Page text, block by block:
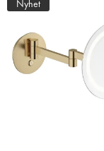
Nyhet